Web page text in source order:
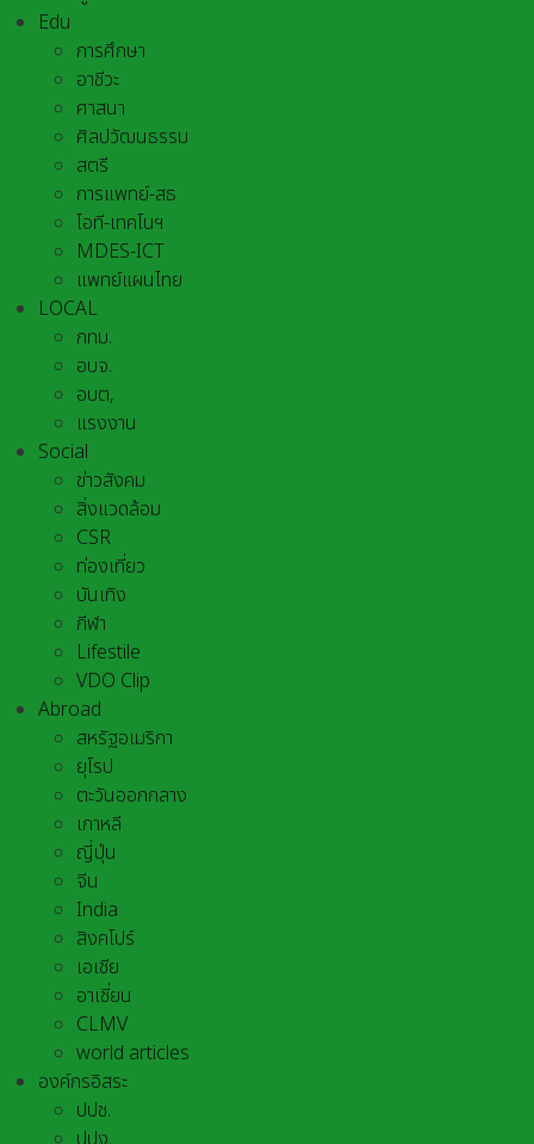
Edu
การศึกษา
อาชีวะ
ศาสนา
ศิลปวัฒนธรรม
สตรี
การแพทย์-สธ
ไอที-เทคโนฯ
MDES-ICT
แพทย์แผนไทย
LOCAL
กทม.
อบจ.
อบต,
แรงงาน
Social
ข่าวสังคม
สิ่งแวดล้อม
CSR
ท่องเที่ยว
บันเทิง
กีฬา
Lifestile
VDO Clip
Abroad
สหรัฐอเมริกา
ยุโรป
ตะวันออกกลาง
เกาหลี
ญี่ปุ่น
จีน
India
สิงคโปร์
เอเชีย
อาเชี่ยน
CLMV
world articles
องค์กรอิสระ
ปปช.